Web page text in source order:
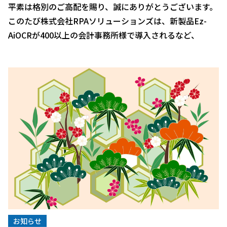
平素は格別のご高配を賜り、誠にありがとうございます。
このたび株式会社RPAソリューションズは、新製品Ez-
AiOCRが400以上の会計事務所様で導入されるなど、
お知らせ